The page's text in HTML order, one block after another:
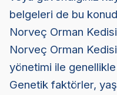
belgeleri de bu
Norveç Orman
Norveç Orman
yönetimi ile genellikle
Genetik faktörler,